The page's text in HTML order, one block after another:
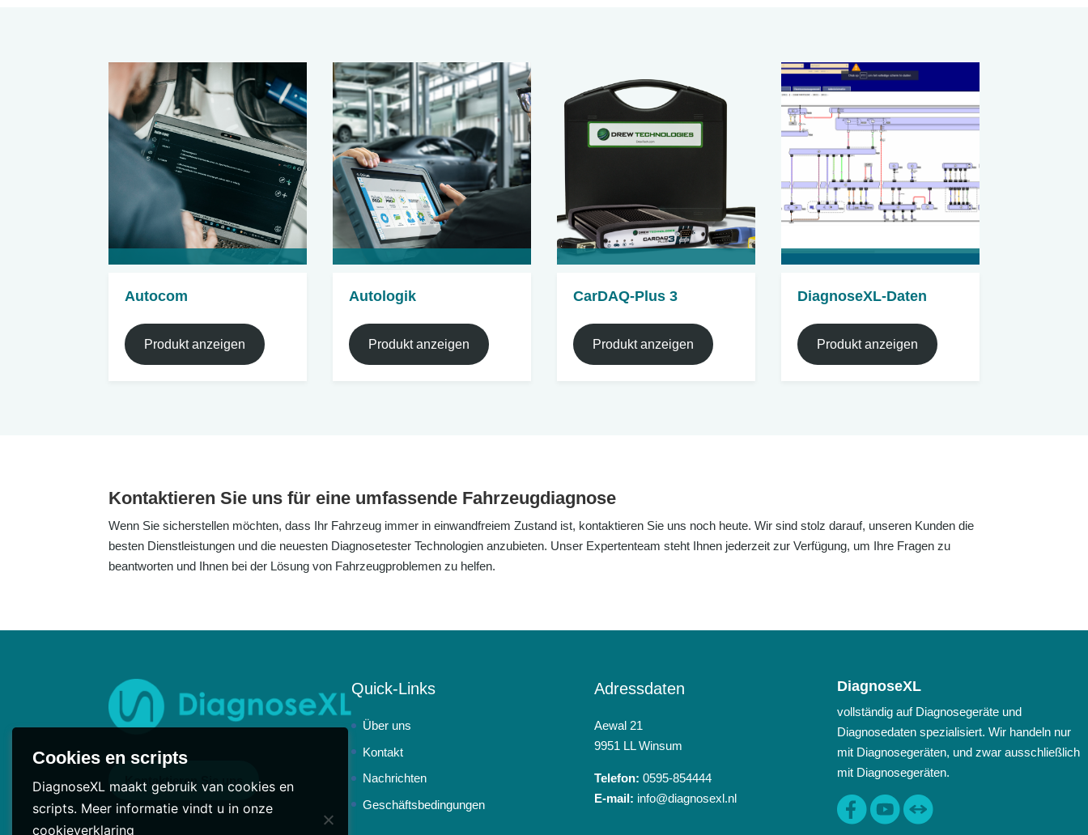
Autocom
Produkt anzeigen
Autologik
Produkt anzeigen
CarDAQ-Plus 3
Produkt anzeigen
DiagnoseXL-Daten
Produkt anzeigen
Kontaktieren Sie uns für eine umfassende Fahrzeugdiagnose
Wenn Sie sicherstellen möchten, dass Ihr Fahrzeug immer in einwandfreiem Zustand ist, kontaktieren Sie uns noch heute. Wir sind stolz darauf, unseren Kunden die
besten Dienstleistungen und die neuesten Diagnosetester Technologien anzubieten. Unser Expertenteam steht Ihnen jederzeit zur Verfügung, um Ihre Fragen zu
beantworten und Ihnen bei der Lösung von Fahrzeugproblemen zu helfen.
Kontaktieren Sie uns
Quick-Links
Über uns
Kontakt
Nachrichten
Geschäftsbedingungen
Adressdaten
Aewal 21
9951 LL Winsum
Telefon: 0595-854444
E-mail: info@diagnosexl.nl
DiagnoseXL
vollständig auf Diagnosegeräte und
Diagnosedaten spezialisiert. Wir handeln nur
mit Diagnosegeräten, und zwar ausschließlich
mit Diagnosegeräten.
Cookies en scripts
DiagnoseXL maakt gebruik van cookies en
scripts. Meer informatie vindt u in onze
cookieverklaring